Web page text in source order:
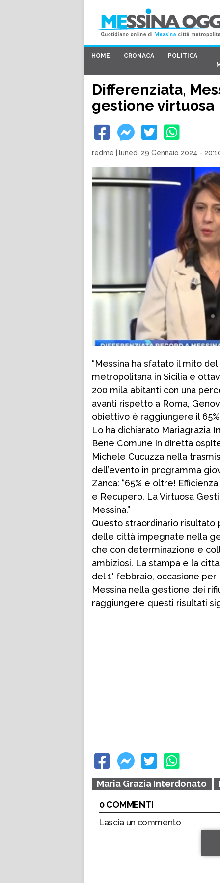
HOME CRONACA
POLITICA
Differenziata,
gestione virtuosa
redme lunedì 29 Gennaio 2024 -
“Messina ha sfatato il mito
metropolitana in Sicilia e
200 mila abitanti con una
avanti rispetto a Roma,
obiettivo è raggiungere il
Lo ha dichiarato Mariagrazia
Bene Comune in diretta
Michele Cucuzza nella
dell’evento in programma
Zanca: “65% e oltre!
e Recupero. La Virtuosa
Messina.”
Questo straordinario risultato
delle città impegnate nella
che con determinazione e
ambiziosi. La stampa e la
del 1° febbraio, occasione
Messina nella gestione dei
raggiungere questi risultati
Maria Grazia Interdonato
0 COMMENTI
Lascia un commento